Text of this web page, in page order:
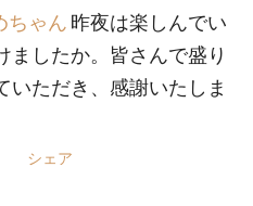
ちゃん 昨夜は楽しんでい
ましたか。皆さんで盛り
いただき、感謝いたしま
シェア